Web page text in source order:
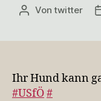
Beitragsautor
Vontwitter
Ihr Hund kann
#USfÖ#